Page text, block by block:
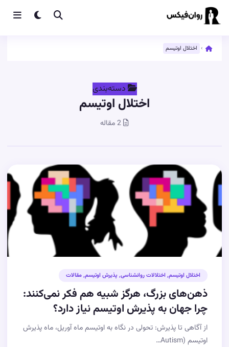
› اختلال اوتیسم
دسته‌بندی
اختلال اوتیسم
اختلال اوتیسم, اختلالات روانشناسی, پذیرش اوتیسم,مقالات
ذهن‌های بزرگ، هرگز شبیه هم فکر نمی‌کنند:
چرا جهان به پذیرش اوتیسم نیاز دارد؟
از آگاهی تا پذیرش: تحولی در نگاه به اوتیسم ماه آوریل، ماه پذیرش
اوتیسم (Autism…